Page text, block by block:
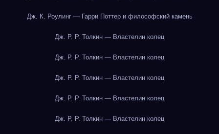
Дж. К. Роулинг — Гарри Поттер и философский камень
Дж. Р. Р. Толкин — Властелин колец
Дж. Р. Р. Толкин — Властелин колец
Дж. Р. Р. Толкин — Властелин колец
Дж. Р. Р. Толкин — Властелин колец
Дж. Р. Р. Толкин — Властелин колец